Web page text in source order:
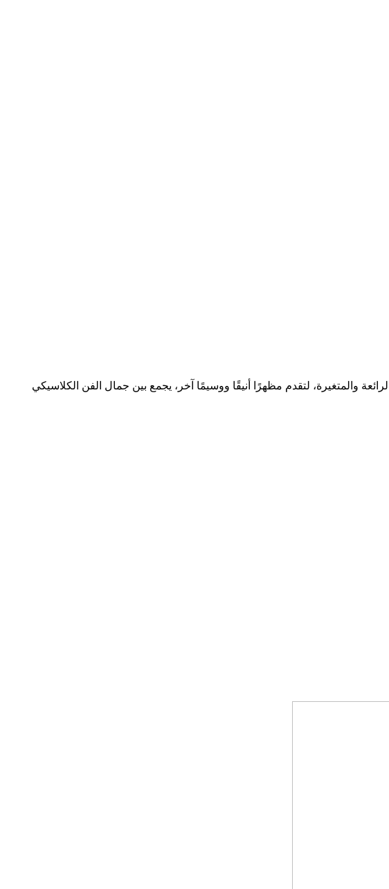
لقد التزمت سلسلة LW دائمًا بالأسلوب الإسباني، كما أنها ستدمج الأجواء العصرية للتحول الشعبي في عناصر أزياء Loewe الرائعة والمتغيرة، لتقدم مظهرًا أنيقًا ووسيمًا آخر، يجمع بين جمال الفن الكلاسيكي